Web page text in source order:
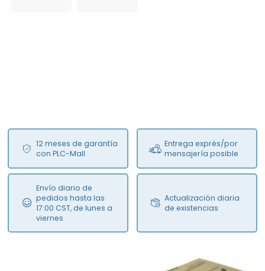
12 meses de garantía
con PLC-Mall
Entrega exprés/por
mensajería posible
Envío diario de
pedidos hasta las
17:00 CST, de lunes a
viernes
Actualización diaria
de existencias